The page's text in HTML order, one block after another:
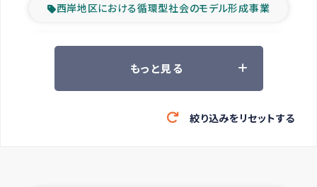
西岸地区における循環型社会のモデル形成事業
ツアー参加者の声
緊急救援の時代
もっと見る
絞り込みをリセットする